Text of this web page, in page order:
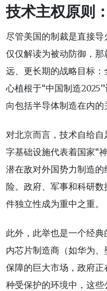
技术主权原则
尽管美国的制裁是直接
仅仅解读为被动防御，
远、更长期的战略目标
心植根于“中国制造
向包括半导体制造在内的
对北京而言，技术自给
字基础设施代表着国家“
潜在敌对外国势力制造
险。政府、军事和科研
件独立性成为重中之重。
此外，此举也是一个经
内芯片制造商（如华为
保障的巨大市场，政府
种受保护的环境中，这些